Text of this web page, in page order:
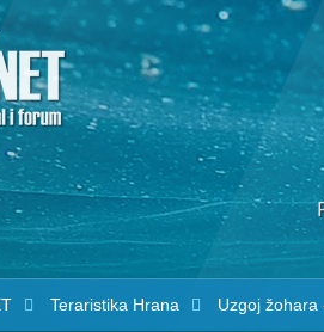
Teraristika Hrana Uzgoj žohara